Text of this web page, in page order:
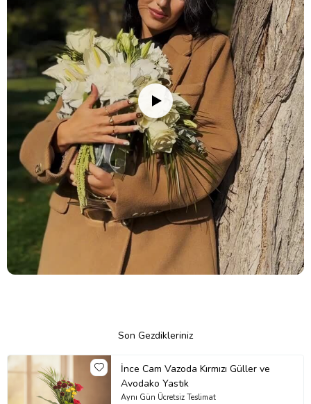
Son Gezdikleriniz
İnce Cam Vazoda Kırmızı Güller ve
Avodako Yastık
Aynı Gün Ücretsiz Teslimat